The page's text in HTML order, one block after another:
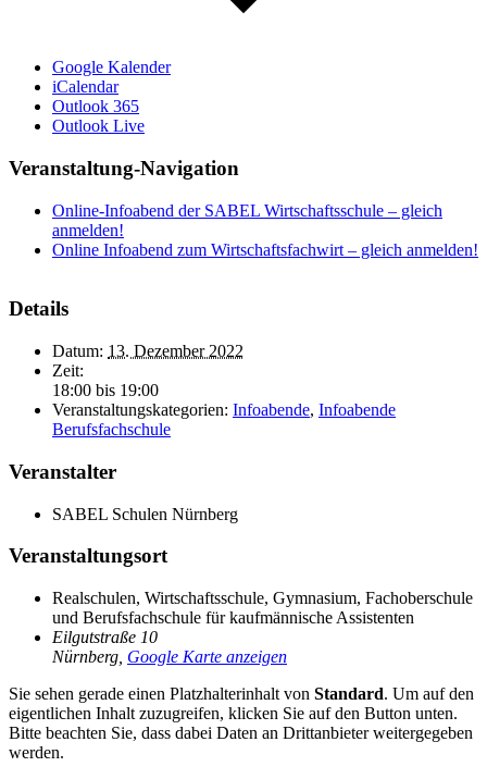
Google Kalender
iCalendar
Outlook 365
Outlook Live
Veranstaltung-Navigation
Online-Infoabend der SABEL Wirtschaftsschule – gleich
anmelden!
Online Infoabend zum Wirtschaftsfachwirt – gleich anmelden!
Details
Datum: 13. Dezember 2022
Zeit:
18:00 bis 19:00
Veranstaltungskategorien: Infoabende, Infoabende
Berufsfachschule
Veranstalter
SABEL Schulen Nürnberg
Veranstaltungsort
Realschulen, Wirtschaftsschule, Gymnasium, Fachoberschule
und Berufsfachschule für kaufmännische Assistenten
Eilgutstraße 10
Nürnberg Google Karte anzeigen
Sie sehen gerade einen Platzhalterinhalt von Standard. Um auf den
eigentlichen Inhalt zuzugreifen, klicken Sie auf den Button unten.
Bitte beachten Sie, dass dabei Daten an Drittanbieter weitergegeben
werden.